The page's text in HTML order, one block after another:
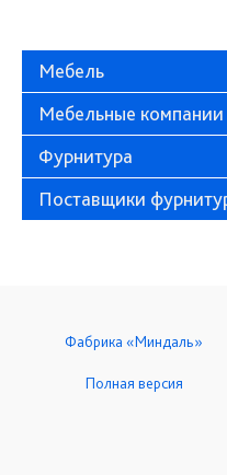
Мебель
Мебельные компании
Фурнитура
Поставщики
Фабрика «Миндаль»
Полная версия